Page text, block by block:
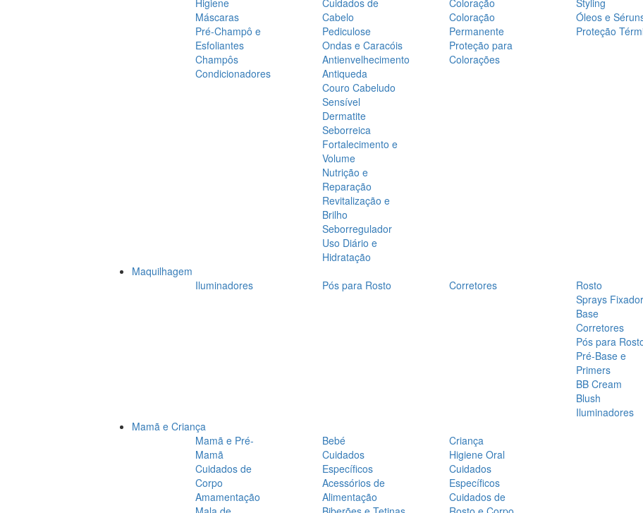
Higiene
Máscaras
Pré-Champô e
Esfoliantes
Champôs
Condicionadores
Cuidados de
Cabelo
Pediculose
Ondas e Caracóis
Antienvelhecimento
Antiqueda
Couro Cabeludo
Sensível
Dermatite
Seborreica
Fortalecimento e
Volume
Nutrição e
Reparação
Revitalização e
Brilho
Seborregulador
Uso Diário e
Hidratação
Coloração
Coloração
Permanente
Proteção para
Colorações
Styling
Óleos e
Proteção
Maquilhagem
Iluminadores
Pós para Rosto Corretores
Rosto
Sprays
Base
Corretores
Pós para
Pré-Base e
Primers
BB Cream
Blush
Iluminadores
Mamã e Criança
Mamã e Pré-
Mamã
Cuidados de
Corpo
Amamentação
Bebé
Cuidados
Específicos
Acessórios de
Alimentação
Criança
Higiene Oral
Cuidados
Específicos
Cuidados de